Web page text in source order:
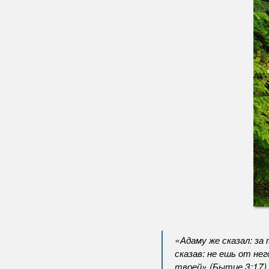
«Адаму же сказал:
сказав: не ешь от
твоей» (Бытие 3:17)